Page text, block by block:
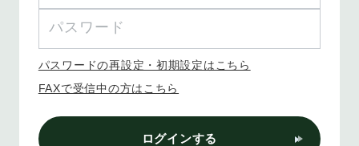
パスワードの再設定・初期設定はこちら
FAXで受信中の方はこちら
ログインする